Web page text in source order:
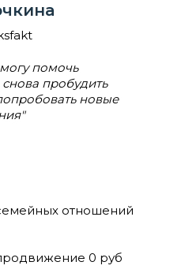
могу помочь
пробудить
новые
отношений
0 руб